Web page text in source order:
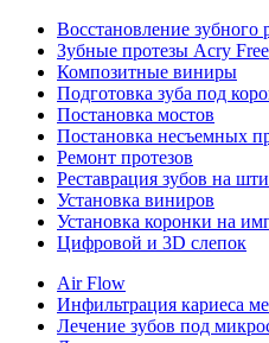
Восстановление зубного
Зубные протезы Acry Free
Композитные виниры
Подготовка зуба под
Постановка мостов
Постановка несъемных
Ремонт протезов
Реставрация зубов на
Установка виниров
Установка коронки на
Цифровой и 3D слепок
Air Flow
Инфильтрация кариеса
Лечение зубов под